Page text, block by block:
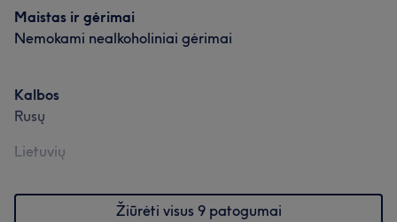
Mūsų klientų nuomonė apie darbuotoją: Greta
Maistas ir gėrimai
Nemokami nealkoholiniai gėrimai
Kalbos
Rusų
Lietuvių
Žiūrėti visus 9 patogumai